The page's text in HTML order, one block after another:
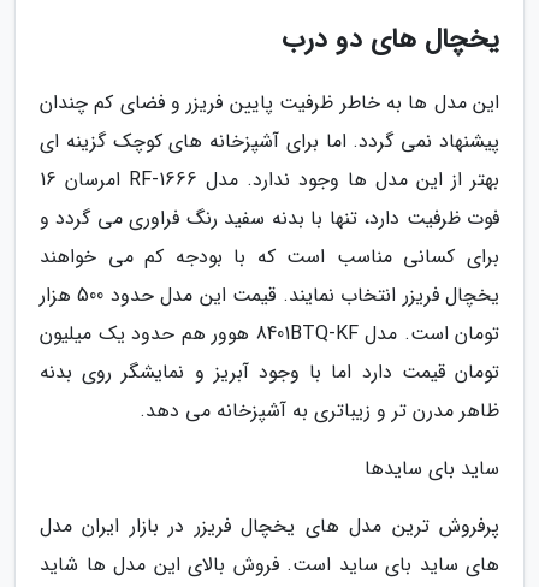
یخچال های دو درب
این مدل ها به خاطر ظرفیت پایین فریزر و فضای کم چندان
پیشنهاد نمی گردد. اما برای آشپزخانه های کوچک گزینه ای
بهتر از این مدل ها وجود ندارد. مدل 1666-RF امرسان 16
فوت ظرفیت دارد، تنها با بدنه سفید رنگ فراوری می گردد و
برای کسانی مناسب است که با بودجه کم می خواهند
یخچال فریزر انتخاب نمایند. قیمت این مدل حدود 500 هزار
تومان است. مدل 8401BTQ-KF هوور هم حدود یک میلیون
تومان قیمت دارد اما با وجود آبریز و نمایشگر روی بدنه
ظاهر مدرن تر و زیباتری به آشپزخانه می دهد.
ساید بای سایدها
پرفروش ترین مدل های یخچال فریزر در بازار ایران مدل
های ساید بای ساید است. فروش بالای این مدل ها شاید